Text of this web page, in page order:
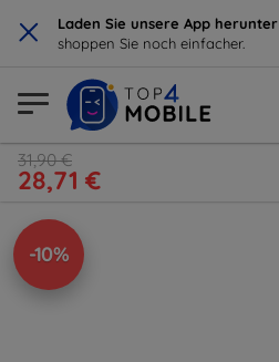
× Laden Sie unsere App herunter
shoppen Sie noch einfacher.
31,90 €
28,71 €
-10%